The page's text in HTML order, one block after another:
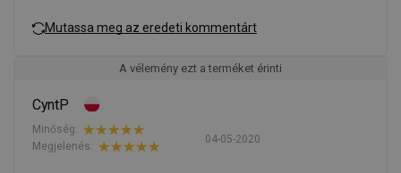
Mutassa meg az eredeti kommentárt
A vélemény ezt a terméket érinti
CyntP
04-05-2020
Minőség:
Megjelenés: